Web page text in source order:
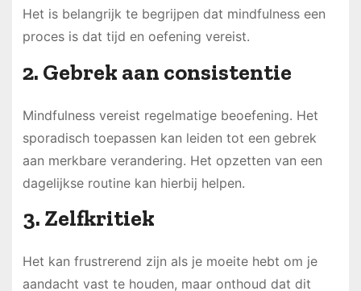
Het is belangrijk te begrijpen dat mindfulness een
proces is dat tijd en oefening vereist.
2. Gebrek aan consistentie
Mindfulness vereist regelmatige beoefening. Het
sporadisch toepassen kan leiden tot een gebrek
aan merkbare verandering. Het opzetten van een
dagelijkse routine kan hierbij helpen.
3. Zelfkritiek
Het kan frustrerend zijn als je moeite hebt om je
aandacht vast te houden, maar onthoud dat dit